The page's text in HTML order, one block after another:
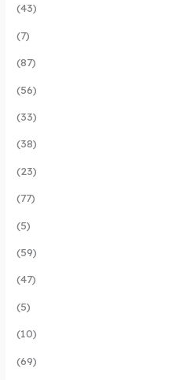
(43)
(7)
(87)
(56)
(33)
(38)
(23)
(77)
(5)
(59)
(47)
(5)
(10)
(69)